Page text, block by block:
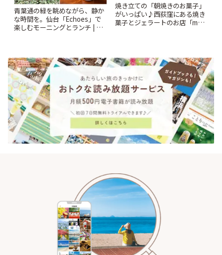
青葉通の緑を眺めながら、静か
な時間を。仙台「Echoes」で
楽しむモーニングとランチ | こ
焼き立ての「朝焼きのお菓子」
がいっぱい♪西荻窪にある焼き
菓子とジェラートのお店「mUni